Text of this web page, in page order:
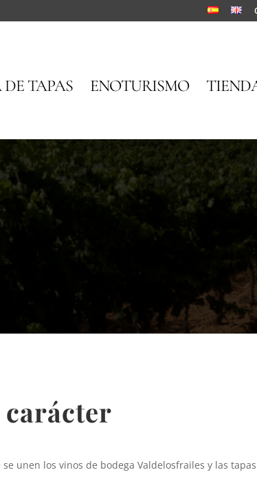
TAPAS ENOTURISMO
unen los vinos de bodega Valdelosfrailes y las